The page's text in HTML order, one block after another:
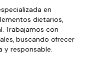
en
dietarios,
Trabajamos con
buscando ofrecer
y responsable.